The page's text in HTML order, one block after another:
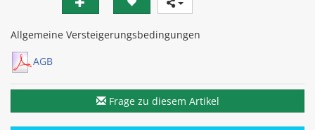
Allgemeine Versteigerungsbedingungen
AGB
Frage zu diesem Artikel